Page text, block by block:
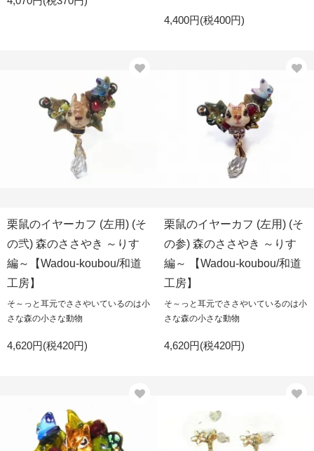
4,400円(税400円)
栗鼠のイヤーカフ (左用) (そ
の弐) 森のささやき ～りす
編～【Wadou-koubou/和道
工房】
そ～っと耳元でささやいているのは小
さな森の小さな動物
4,620円(税420円)
栗鼠のイヤーカフ (左用) (そ
の参) 森のささやき ～りす
編～ 【Wadou-koubou/和道
工房】
そ～っと耳元でささやいているのは小
さな森の小さな動物
4,620円(税420円)